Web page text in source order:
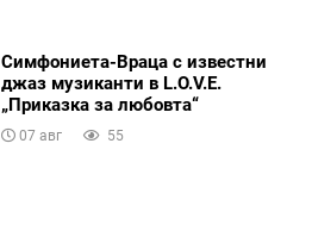
Симфониета-Враца с известни
джаз музиканти в L.O.V.E.
„Приказка за любовта“
07 авг 55